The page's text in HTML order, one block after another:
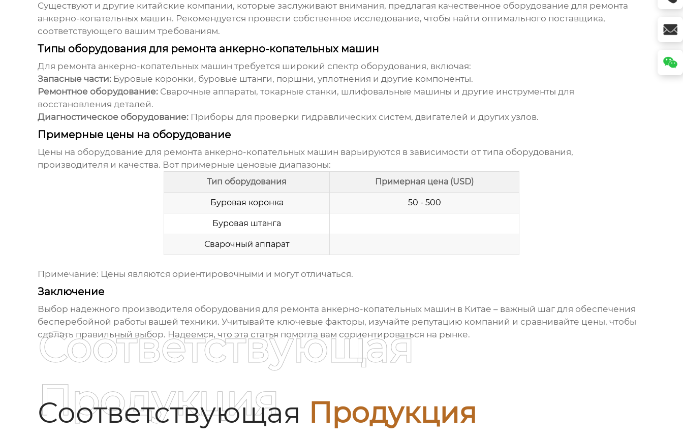
Существуют и другие китайские компании, которые заслуживают внимания, предлагая качественное оборудование для ремонта
анкерно-копательных машин. Рекомендуется провести собственное исследование, чтобы найти оптимального поставщика,
соответствующего вашим требованиям.
Типы оборудования для ремонта анкерно-копательных машин
Для ремонта анкерно-копательных машин требуется широкий спектр оборудования, включая:
Запасные части:Буровые коронки, буровые штанги, поршни, уплотнения и другие компоненты.
Ремонтное оборудование:Сварочные аппараты, токарные станки, шлифовальные машины и другие инструменты для
восстановления деталей.
Диагностическое оборудование:Приборы для проверки гидравлических систем, двигателей и других узлов.
Примерные цены на оборудование
Цены на оборудование для ремонта анкерно-копательных машин варьируются в зависимости от типа оборудования,
производителя и качества. Вот примерные ценовые диапазоны:
Тип оборудования Примерная цена (USD)
Буровая коронка 50 - 500
Буровая штанга
Сварочный аппарат
Примечание: Цены являются ориентировочными и могут отличаться.
Заключение
Выбор надежного производителя оборудования для ремонта анкерно-копательных машин в Китае – важный шаг для обеспечения
бесперебойной работы вашей техники. Учитывайте ключевые факторы, изучайте репутацию компаний и сравнивайте цены, чтобы
сделать правильный выбор. Надеемся, что эта статья помогла вам сориентироваться на рынке.
Соответствующая Продукция
Соответствующая
Продукция